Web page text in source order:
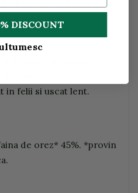
trebuie prefiert. in lichid
in felii si uscat lent.
de orez* 45%. *provin
DISCOUNT